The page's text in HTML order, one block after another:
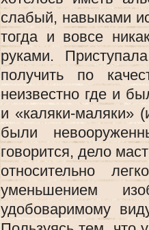
слабый, навыками
тогда и вовсе
руками.
получить по
неизвестно где и
и «каляки-маляки»
были
говорится, дело
относительно
уменьшением
удобоваримому